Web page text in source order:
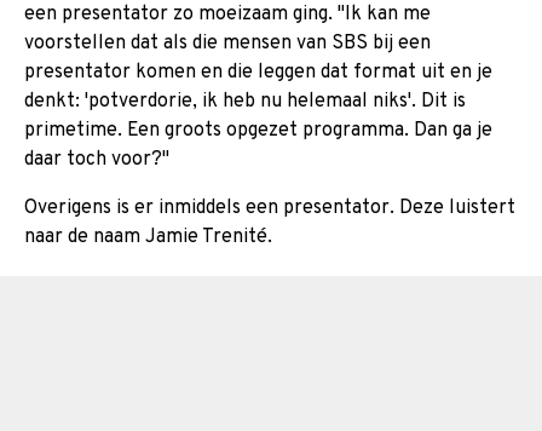
een presentator zo moeizaam ging. "Ik kan me
voorstellen dat als die mensen van SBS bij een
presentator komen en die leggen dat format uit en je
denkt: 'potverdorie, ik heb nu helemaal niks'. Dit is
primetime. Een groots opgezet programma. Dan ga je
daar toch voor?"
Overigens is er inmiddels een presentator. Deze luistert
naar de naam Jamie Trenité.